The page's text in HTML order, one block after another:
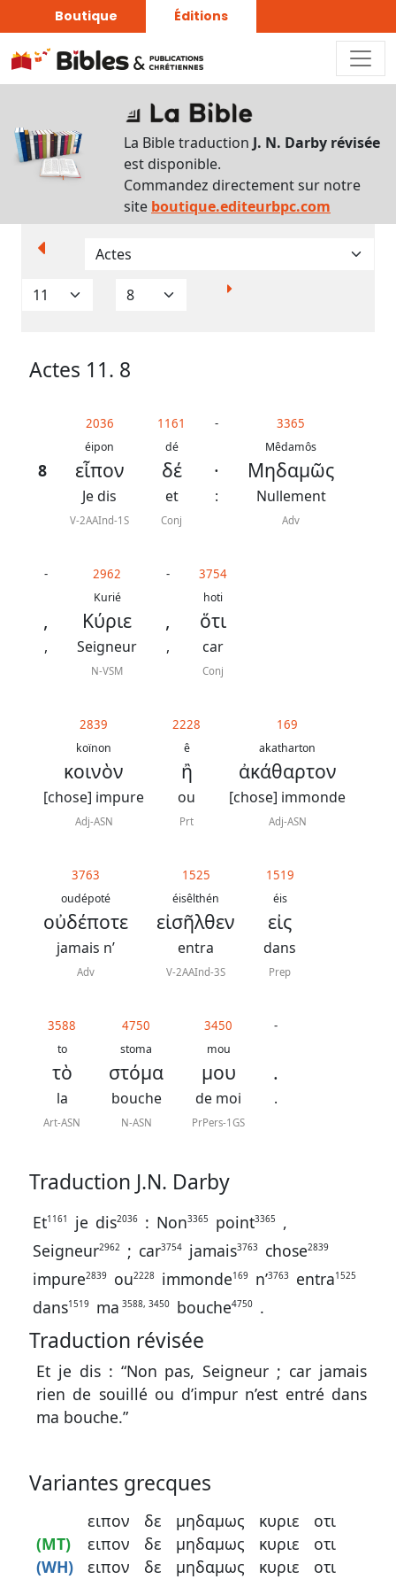
Boutique Éditions
La Bible traduction J. N. Darby révisée
est disponible.
Commandez directement sur notre
site boutique.editeurbpc.com
Actes 11. 8
8
2036
éipon
εἶπον
Je dis
V-2AAInd-1S
1161
dé
δέ
et
Conj
-
·
:
3365
Mêdamôs
Μηδαμῶς
Nullement
Adv
-
,
,
2962
Kurié
Κύριε
Seigneur
N-VSM
-
,
,
3754
hoti
ὅτι
car
Conj
2839
koïnon
κοινὸν
[chose] impure
Adj-ASN
2228
ê
ἢ
ou
Prt
169
akatharton
ἀκάθαρτον
[chose] immonde
Adj-ASN
3763
oudépoté
οὐδέποτε
jamais n’
Adv
1525
éisêlthén
εἰσῆλθεν
entra
V-2AAInd-3S
1519
éis
εἰς
dans
Prep
3588
to
τὸ
la
Art-ASN
4750
stoma
στόμα
bouche
N-ASN
3450
mou
μου
de moi
PrPers-1GS
-
.
.
Traduction J.N. Darby
Et1161 je dis2036 : Non3365 point3365
,
Seigneur2962 ; car3754 jamais3763 chose2839
impure2839 ou2228 immonde169 n’3763 entra1525
dans1519 ma 3588, 3450 bouche4750 .
Traduction révisée
Et je dis : “Non pas, Seigneur ; car jamais
rien de souillé ou d’impur n’est entré dans
ma bouche.”
Variantes grecques
(MT)
(WH)
ειπον
ειπον
ειπον
δε
δε
δε
μηδαμως
μηδαμως
μηδαμως
κυριε
κυριε
κυριε
οτι
οτι
οτι
d’affichage
Par
verset
Translittérations
Analyse
généraux
Abréviations
grammaticales
Traduction
révisée
Bible
Darby
Nous
contacter
Signaler
une
erreur
Participer
aux
coûts
site